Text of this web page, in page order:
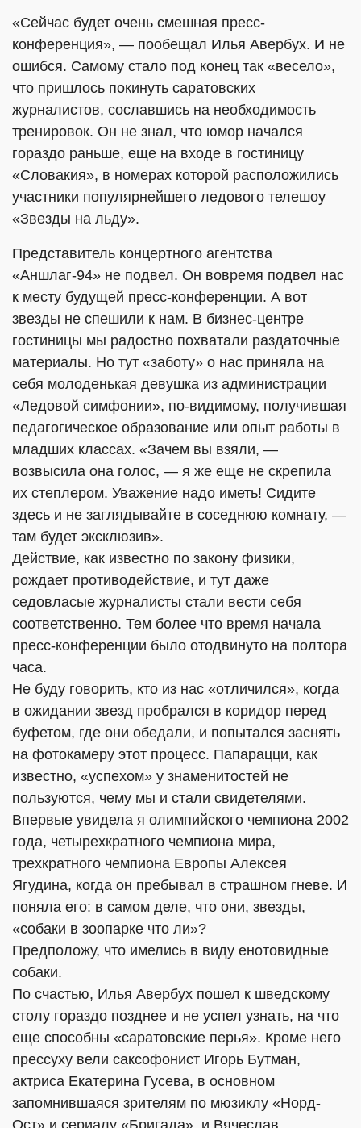
«Сейчас будет очень смешная пресс-
конференция», — пообещал Илья Авербух. И не
ошибся. Самому стало под конец так «весело»,
что пришлось покинуть саратовских
журналистов, сославшись на необходимость
тренировок. Он не знал, что юмор начался
гораздо раньше, еще на входе в гостиницу
«Словакия», в номерах которой расположились
участники популярнейшего ледового телешоу
«Звезды на льду».
Представитель концертного агентства
«Аншлаг-94» не подвел. Он вовремя подвел нас
к месту будущей пресс-конференции. А вот
звезды не спешили к нам. В бизнес-центре
гостиницы мы радостно похватали раздаточные
материалы. Но тут «заботу» о нас приняла на
себя молоденькая девушка из администрации
«Ледовой симфонии», по-видимому, получившая
педагогическое образование или опыт работы в
младших классах. «Зачем вы взяли, —
возвысила она голос, — я же еще не скрепила
их степлером. Уважение надо иметь! Сидите
здесь и не заглядывайте в соседнюю комнату, —
там будет эксклюзив».
Действие, как известно по закону физики,
рождает противодействие, и тут даже
седовласые журналисты стали вести себя
соответственно. Тем более что время начала
пресс-конференции было отодвинуто на полтора
часа.
Не буду говорить, кто из нас «отличился», когда
в ожидании звезд пробрался в коридор перед
буфетом, где они обедали, и попытался заснять
на фотокамеру этот процесс. Папарацци, как
известно, «успехом» у знаменитостей не
пользуются, чему мы и стали свидетелями.
Впервые увидела я олимпийского чемпиона 2002
года, четырехкратного чемпиона мира,
трехкратного чемпиона Европы Алексея
Ягудина, когда он пребывал в страшном гневе. И
поняла его: в самом деле, что они, звезды,
«собаки в зоопарке что ли»?
Предположу, что имелись в виду енотовидные
собаки.
По счастью, Илья Авербух пошел к шведскому
столу гораздо позднее и не успел узнать, на что
еще способны «саратовские перья». Кроме него
прессуху вели саксофонист Игорь Бутман,
актриса Екатерина Гусева, в основном
запомнившаяся зрителям по мюзиклу «Норд-
Ост» и сериалу «Бригада», и Вячеслав